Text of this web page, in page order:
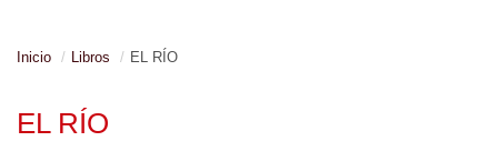
Inicio Libros EL RÍO
EL RÍO